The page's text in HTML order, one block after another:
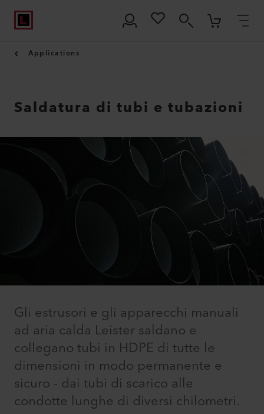
Applications
Saldatura di tubi e tubazioni
Gli estrusori e gli apparecchi manuali
ad aria calda Leister saldano e
collegano tubi in HDPE di tutte le
dimensioni in modo permanente e
sicuro - dai tubi di scarico alle
condotte lunghe di diversi chilometri.